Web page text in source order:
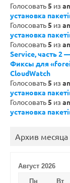
Голосовать5 из
установка
Голосовать5 из
установка
Голосовать5 из
Service, часть 2
Фиксы для
CloudWatch
Голосовать5 из
установка
Голосовать5 из
установка
Архив месяца
Август 2026
Пн
Вт